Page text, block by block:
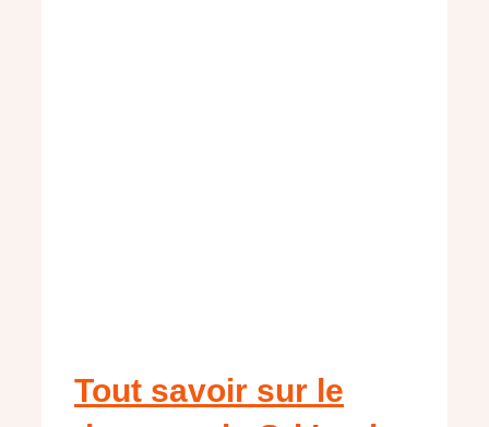
Tout savoir sur le